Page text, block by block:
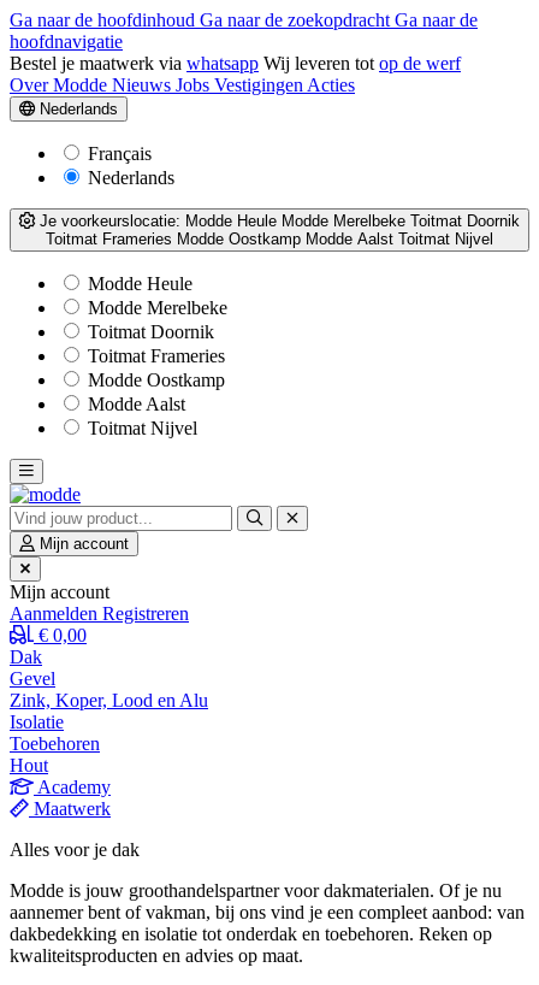
Ga naar de hoofdinhoud Ga naar de zoekopdracht Ga naar de
hoofdnavigatie
Bestel je maatwerk via whatsapp Wij leveren tot op de werf
Over Modde Nieuws Jobs Vestigingen Acties
Nederlands
Français
Nederlands
Je voorkeurslocatie: Modde Heule Modde Merelbeke Toitmat Doornik
Toitmat Frameries Modde Oostkamp Modde Aalst Toitmat Nijvel
Modde Heule
Modde Merelbeke
Toitmat Doornik
Toitmat Frameries
Modde Oostkamp
Modde Aalst
Toitmat Nijvel
Mijn account
Mijn account
Aanmelden Registreren
€ 0,00
Dak
Gevel
Zink, Koper, Lood en Alu
Isolatie
Toebehoren
Hout
Academy
Maatwerk
Alles voor je dak
Modde is jouw groothandelspartner voor dakmaterialen. Of je nu
aannemer bent of vakman, bij ons vind je een compleet aanbod: van
dakbedekking en isolatie tot onderdak en toebehoren. Reken op
kwaliteitsproducten en advies op maat.